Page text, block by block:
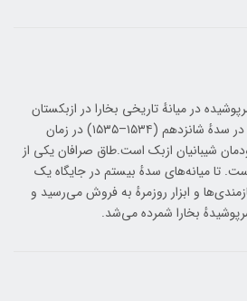
در میانهٔ تاریخی بخارا در ازبکستان
می‌باشد.این بازار ساخته‌شده در سدهٔ شانزدهم (۱۵۳۴–۱۵۳۵) در زمان
شیبانیان ازبک است.طاق صرافان یکی از
تا میانه‌های سدهٔ بیستم در جایگاه یک
و ابزار روزمرهٔ به فروش می‌رسید و
بخارا شمرده می‌شد.